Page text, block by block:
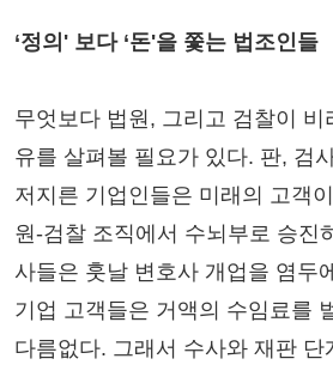
‘정의' 보다 ‘돈'을 쫓는 법조인들
무엇보다 법원, 그리고 검찰이 비
유를 살펴볼 필요가 있다. 판, 검
저지른 기업인들은 미래의 고객
원-검찰 조직에서 수뇌부로 승진
사들은 훗날 변호사 개업을 염두
기업 고객들은 거액의 수임료를
다름없다. 그래서 수사와 재판 단